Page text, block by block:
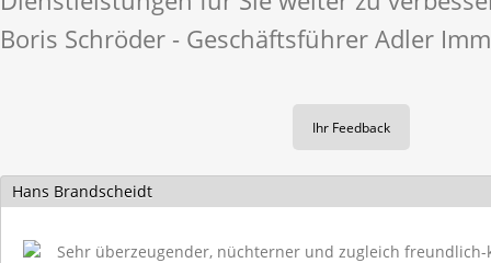
Boris Schröder - Geschäftsführer Adler
Hans Brandscheidt
Sehr überzeugender, nüchterner und zugleich